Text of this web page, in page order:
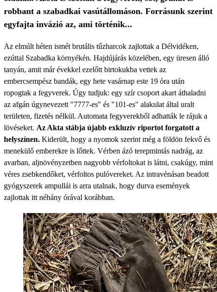
robbant a szabadkai vasútállomáson. Forrásunk szerint
egyfajta invázió az, ami történik...
Az elmúlt héten ismét brutális tűzharcok zajlottak a Délvidéken,
ezúttal Szabadka környékén. Hajdújárás közelében, egy üresen álló
tanyán, amit már évekkel ezelőtt birtokukba vettek az
embercsempész bandák, egy hete vasárnap este 19 óra után
ropogtak a fegyverek. Úgy tudjuk: egy szír csoport akart áthaladni
az afgán úgynevezett "7777-es" és "101-es" alakulat által uralt
területen, fizetés nélkül. Automata fegyverekből adhatták le rájuk a
lövéseket. Az Akta stábja újabb exkluzív riportot forgatott a
helyszínen. Kiderült, hogy a nyomok szerint még a földön fekvő és
menekülő emberekre is lőttek. Vérben ázó terepmintás nadrág, az
avarban, aljnövényzetben nagyobb vérfoltokat is látni, csakúgy, mint
véres zsebkendőket, vérfoltos pulóvereket. Az intravénásan beadott
gyógyszerek ampullái is arra utalnak, hogy durva események
zajlottak itt néhány órával korábban.